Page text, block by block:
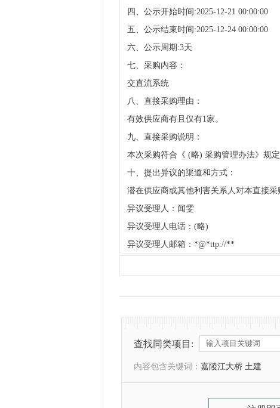
四、公示开始时间:2025-12-21 00:00:00
五、公示结束时间:2025-12-24 00:00:00
六、公示周期:3天
七、采购内容：
交直流系统
八、直接采购理由：
有效供应商有且仅有1家。
九、直接采购说明：
本次采购符合《 (略) 采购管理办法》规
十、提出异议的渠道和方式：
潜在供应商或其他利害关系人对本直接
异议受理人：闻雯
异议受理人电话：(略)
异议受理人邮箱：*@*ttp://**
查找同类项目:
内容包含关键词： 嘉陵江大桥 土建